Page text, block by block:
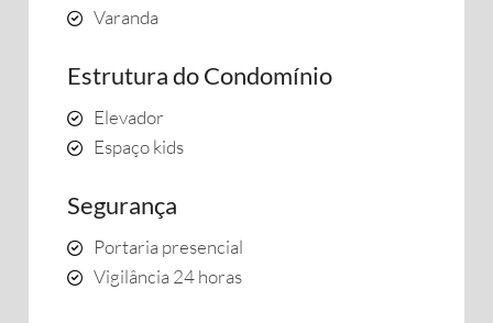
Varanda
Estrutura do Condomínio
Elevador
Espaço kids
Segurança
Portaria presencial
Vigilância 24 horas